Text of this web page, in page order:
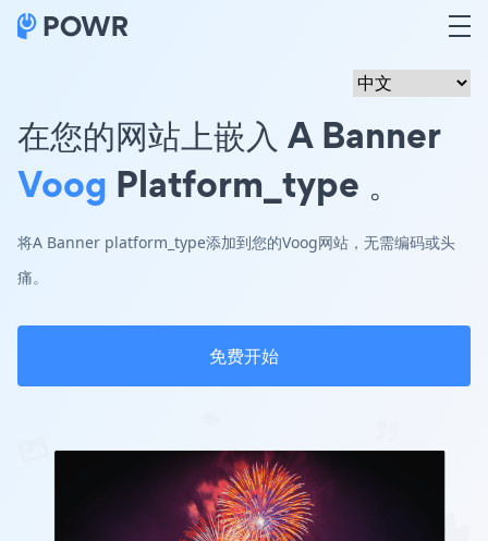
在您的网站上嵌入 A Banner
Voog Platform_type 。
将A Banner platform_type添加到您的Voog网站，无需编码或头
痛。
免费开始